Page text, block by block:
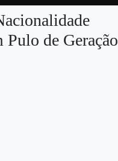
Pulo de Geração